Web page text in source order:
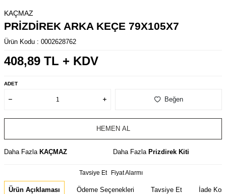
KAÇMAZ
PRİZDİREK ARKA KEÇE 79X105X7
Ürün Kodu : 0002628762
408,89 TL + KDV
ADET
Beğen
HEMEN AL
Daha Fazla KAÇMAZ Daha Fazla Prizdirek Kiti
Tavsiye Et Fiyat Alarmı
Ürün Açıklaması Ödeme Seçenekleri Tavsiye Et İade